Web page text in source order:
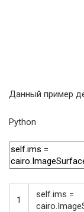
Данный пример
Python
1
self.ims =
cairo.